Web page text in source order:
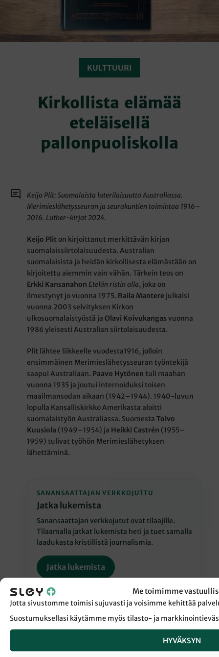
Me toimimme
Jotta sivustomme toimisi sujuvasti ja voisimme kehittää
Suostumuksellasi käytämme myös tilasto- ja
HYVÄKSYN
KULTTUURI
Kirkollista elämää
eteläisellä
pallonpuoliskolla
Keijo Plit: Suomalaista luterilaisuutta Australiassa.
Merimieslähetysseuran ja seurakuntien toimintaa 1916–
2016. Luther-kirjat 2024.
Keijo Plit on kirjoittanut merkittävän kirjan
suomalaissiirtolaisuudesta. Australian
suomalaisista ja heidän kirkollisesta elämästään on
kirjoitettu aiemmin vain vähän. Tärkein teos on
Erkki Kansanahon Etelän ristin alla, joka on
ilmestynyt jo vuonna 1975. Raila Mantere julkaisi
vuonna 2003 selvityksen Kirkon
ulkosuomalaistyöstä ja Olavi Koivukangas vuonna
1986 yleisesti Australian siirtolaisuudesta.
Plit lähtee liikkeelle vuodesta1916, jolloin
ensimmäinen Merimieslähetysseuran työntekijä
saapui Australiaan. Paavo Hytönen tuli maahan
vuonna 1935 ja joutui internoiduksi toisen
maailmansodan aikaan (1942–1944). 1940-luvun
lopulla Kansalliskirkko Amerikasta aloitti
suomalaistyön Australiassa. SuomestaToivo
Kuusiola (1949–1954) ja Heikki Castrén (1955–
1959) tulivat työhön Merimieslähetyksen
lähettäminä.
SANANSAATTAJAN VERKKOJUTTU
Jatka lukemista
Sanansaattajan verkkojutut ovat tilaajille.
Tilaamalla jatkat lukemista heti ja tuet samalla
laadukasta kristillistä journalismia.
Jatka lukemista
← Takaisin Sanansaattaja-lehden etusivulle